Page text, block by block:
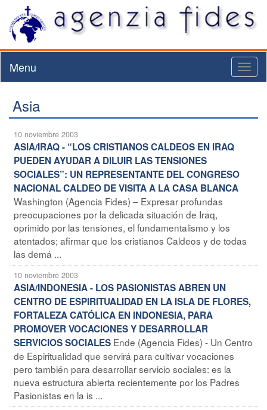
Menu
Asia
10 noviembre 2003
ASIA/IRAQ - “LOS CRISTIANOS CALDEOS EN IRAQ
PUEDEN AYUDAR A DILUIR LAS TENSIONES
SOCIALES”: UN REPRESENTANTE DEL CONGRESO
NACIONAL CALDEO DE VISITA A LA CASA BLANCA
Washington (Agencia Fides) – Expresar profundas
preocupaciones por la delicada situación de Iraq,
oprimido por las tensiones, el fundamentalismo y los
atentados; afirmar que los cristianos Caldeos y de todas
las demá ...
10 noviembre 2003
ASIA/INDONESIA - LOS PASIONISTAS ABREN UN
CENTRO DE ESPIRITUALIDAD EN LA ISLA DE FLORES,
FORTALEZA CATÓLICA EN INDONESIA, PARA
PROMOVER VOCACIONES Y DESARROLLAR
SERVICIOS SOCIALES Ende (Agencia Fides) - Un Centro
de Espiritualidad que servirá para cultivar vocaciones
pero también para desarrollar servicio sociales: es la
nueva estructura abierta recientemente por los Padres
Pasionistas en la is ...